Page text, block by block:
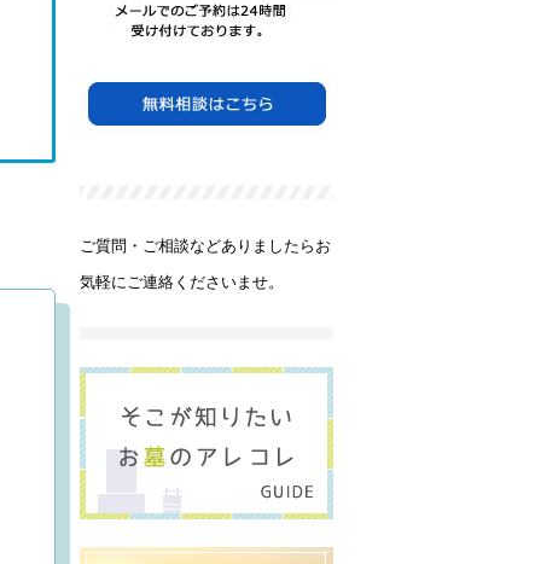
ご質問・ご相談などありましたらお
気軽にご連絡くださいませ。